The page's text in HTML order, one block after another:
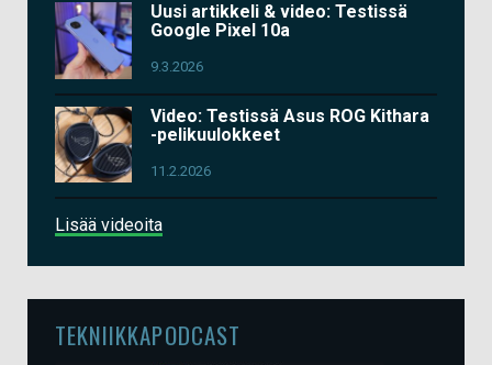
Uusi artikkeli & video: Testissä
Google Pixel 10a
9.3.2026
Video: Testissä Asus ROG Kithara
-pelikuulokkeet
11.2.2026
Lisää videoita
TEKNIIKKAPODCAST